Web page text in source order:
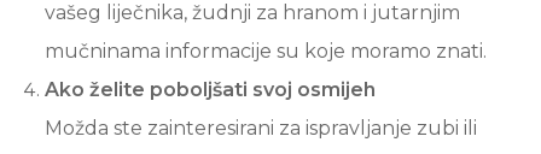
vašeg liječnika, žudnji za hranom i jutarnjim
mučninama informacije su koje moramo znati.
Ako želite poboljšati svoj osmijeh
Možda ste zainteresirani za ispravljanje zubi ili